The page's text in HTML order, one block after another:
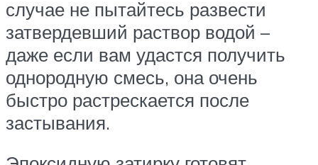
случае не пытайтесь развести
затвердевший раствор водой –
даже если вам удастся получить
однородную смесь, она очень
быстро растрескается после
застывания.